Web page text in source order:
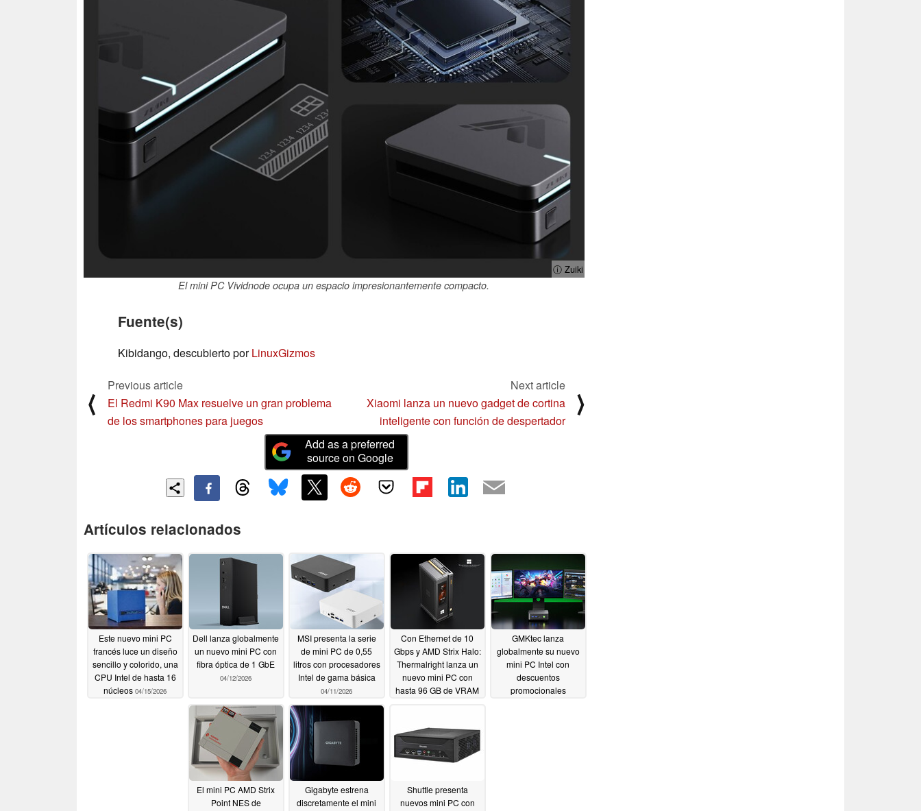
ⓘ Zuiki
El mini PC Vividnode ocupa un espacio impresionantemente compacto.
Fuente(s)
Kibidango, descubierto porLinuxGizmos
⟨
Previous article
El Redmi K90 Max resuelve un gran problema
de los smartphones para juegos
Next article
Xiaomi lanza un nuevo gadget de cortina
inteligente con función de despertador
⟩
Add as a preferred
source on Google
Artículos relacionados
Este nuevo mini PC
francés luce un diseño
sencillo y colorido, una
CPU Intel de hasta 16
núcleos 04/15/2026
Dell lanza globalmente
un nuevo mini PC con
fibra óptica de 1 GbE
04/12/2026
MSI presenta la serie
de mini PC de 0,55
litros con procesadores
Intel de gama básica
04/11/2026
Con Ethernet de 10
Gbps y AMD Strix Halo:
Thermalright lanza un
nuevo mini PC con
hasta 96 GB de VRAM
GMKtec lanza
globalmente su nuevo
mini PC Intel con
descuentos
promocionales
El mini PC AMD Strix
Point NES de
Gigabyte estrena
discretamente el mini
Shuttle presenta
nuevos mini PC con